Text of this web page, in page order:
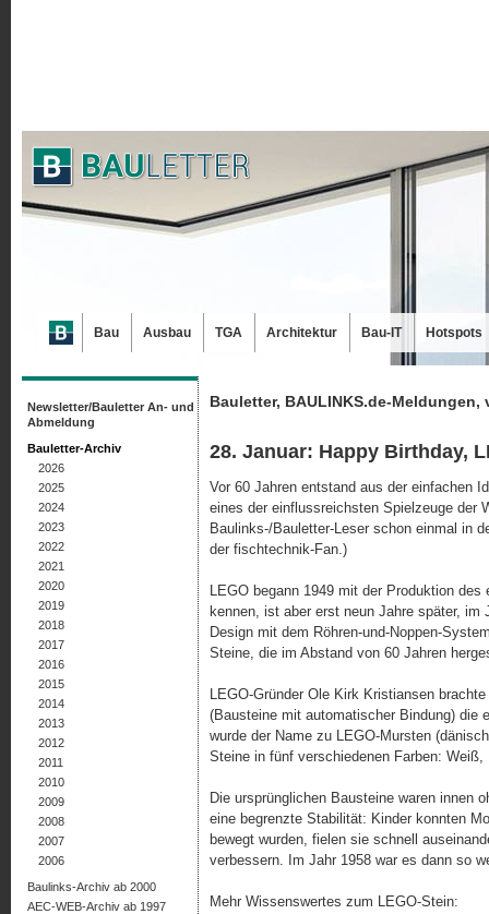
Bauletter, BAULINKS.de-Meldungen,
28. Januar: Happy Birthday,
Vor 60 Jahren entstand aus der einfachen
eines der einflussreichsten Spielzeuge der
Baulinks-/Bauletter-Leser schon einmal in
der fischtechnik-Fan.)
LEGO begann 1949 mit der Produktion
kennen, ist aber erst neun Jahre später,
Design mit dem Röhren-und-Noppen-
Steine, die im Abstand von 60 Jahren
LEGO-Gründer Ole Kirk Kristiansen
(Bausteine mit automatischer Bindung) die
wurde der Name zu LEGO-Mursten
Steine in fünf verschiedenen Farben:
Die ursprünglichen Bausteine waren innen
eine begrenzte Stabilität: Kinder konnten
bewegt wurden, fielen sie schnell
verbessern. Im Jahr 1958 war es dann so
Mehr Wissenswertes zum LEGO-Stein:
Newsletter/Bauletter An- und
Abmeldung
Bauletter-Archiv
2026
2025
2024
2023
2022
2021
2020
2019
2018
2017
2016
2015
2014
2013
2012
2011
2010
2009
2008
2007
2006
Baulinks-Archiv ab 2000
AEC-WEB-Archiv ab 1997
Bau Ausbau TGA Architektur Bau-IT Hotspots